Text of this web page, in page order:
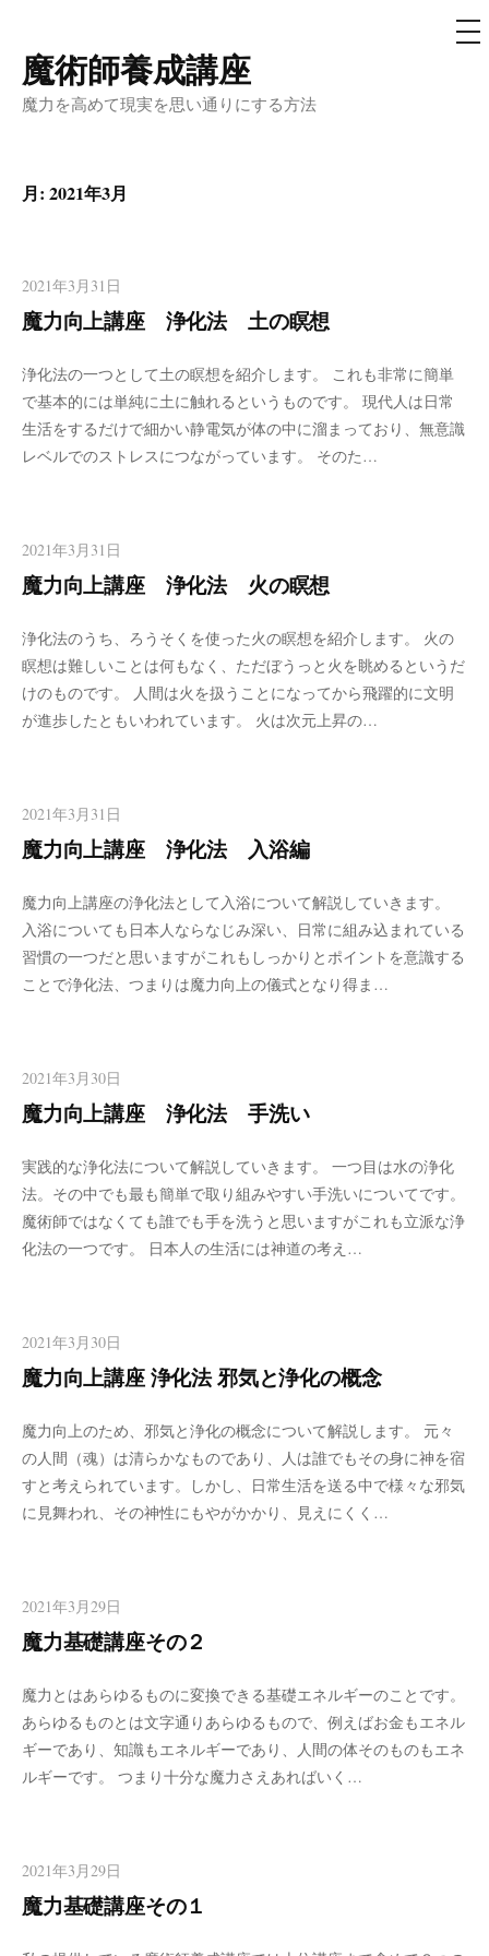
コ
ン
ツ
ッ
プ
魔術師養成講座
魔力を高めて現実を思い通りにする方法
メ
ニ
月: 2021年3月
2021年3月31日
魔力向上講座 浄化法 土の瞑想
浄化法の一つとして土の瞑想を紹介します。 これも非常に簡単
で基本的には単純に土に触れるというものです。 現代人は日常
生活をするだけで細かい静電気が体の中に溜まっており、無意識
レベルでのストレスにつながっています。 そのた…
2021年3月31日
魔力向上講座 浄化法 火の瞑想
浄化法のうち、ろうそくを使った火の瞑想を紹介します。 火の
瞑想は難しいことは何もなく、ただぼうっと火を眺めるというだ
けのものです。 人間は火を扱うことになってから飛躍的に文明
が進歩したともいわれています。 火は次元上昇の…
2021年3月31日
魔力向上講座 浄化法 入浴編
魔力向上講座の浄化法として入浴について解説していきます。
入浴についても日本人ならなじみ深い、日常に組み込まれている
習慣の一つだと思いますがこれもしっかりとポイントを意識する
ことで浄化法、つまりは魔力向上の儀式となり得ま…
2021年3月30日
魔力向上講座 浄化法 手洗い
実践的な浄化法について解説していきます。 一つ目は水の浄化
法。その中でも最も簡単で取り組みやすい手洗いについてです。
魔術師ではなくても誰でも手を洗うと思いますがこれも立派な浄
化法の一つです。 日本人の生活には神道の考え…
2021年3月30日
魔力向上講座 浄化法 邪気と浄化の概念
魔力向上のため、邪気と浄化の概念について解説します。 元々
の人間（魂）は清らかなものであり、人は誰でもその身に神を宿
すと考えられています。しかし、日常生活を送る中で様々な邪気
に見舞われ、その神性にもやがかかり、見えにくく…
2021年3月29日
魔力基礎講座その２
魔力とはあらゆるものに変換できる基礎エネルギーのことです。
あらゆるものとは文字通りあらゆるもので、例えばお金もエネル
ギーであり、知識もエネルギーであり、人間の体そのものもエネ
ルギーです。 つまり十分な魔力さえあればいく…
2021年3月29日
魔力基礎講座その１